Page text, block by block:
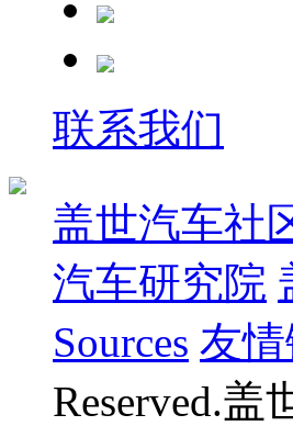
联系我们
盖世汽车社
汽车研究院
Sources 友
Reserved.